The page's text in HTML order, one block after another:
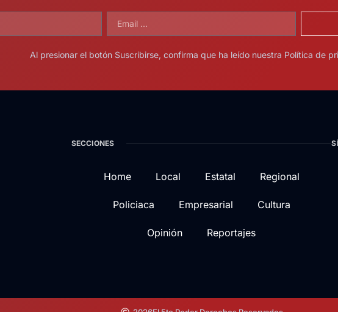
Al presionar el botón Suscribirse, confirma que ha leído nuestra Política de
SECCIONES
Home Local Estatal Regional
Policiaca Empresarial Cultura
Opinión Reportajes